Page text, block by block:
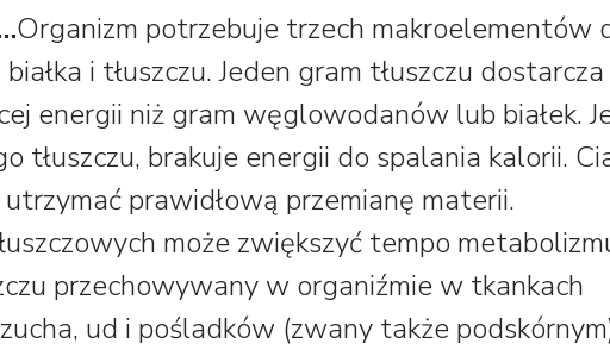
Organizm potrzebuje trzech makroelementów
i tłuszczu. Jeden gram tłuszczu dostarcza
energii niż gram węglowodanów lub białek.
tłuszczu, brakuje energii do spalania kalorii.
prawidłową przemianę materii.
może zwiększyć tempo
przechowywany w organiźmie w tkankach
ud i pośladków (zwany także